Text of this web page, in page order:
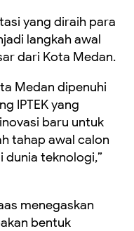
yang diraih para
langkah awal
dari Kota Medan.
Medan dipenuhi
IPTEK yang
baru untuk
tahap awal calon
dunia teknologi,”
menegaskan
bentuk